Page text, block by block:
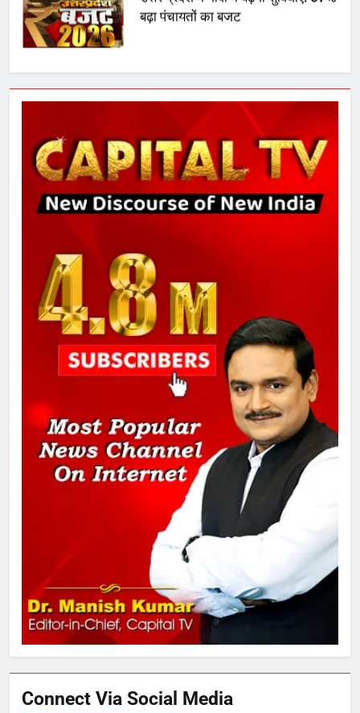
गाजा युद्धविराम को लेकर बड़ी खबरें
8
चुनाव से पहले लालू परिवार पर बड़ा झटका,
दिल्ली कोर्ट ने IRCTC घोटाले में आरोप
तय किए
1
SRN अस्पताल का नाम अमर शहीद ठाकुर
2
अमर शहीद ठाकुर रोशन सिंह के नाम पर
स्वरूप रानी नेहरू चिकित्सालय का
नामकरण करने की मांग को लेकर
अनिश्चितकालीन धरना शुरू
289 एकड़ भूमि पर विकसित होगा कार्बन-
फ्री डेटा सेंटर, हजारों उच्च-कुशल
रोजगार सृजन की संभावना
UP में ग्रामीण बिजली आपूर्ति से कृषि,
डेयरी, कुटीर उद्योग और स्वरोजगार को
मिला बढ़ावा
5
राम की नगरी अयोध्या में आने वाले भक्तों
का स्वागत करेगा लक्ष्मण द्वार
Connect Via Social Media